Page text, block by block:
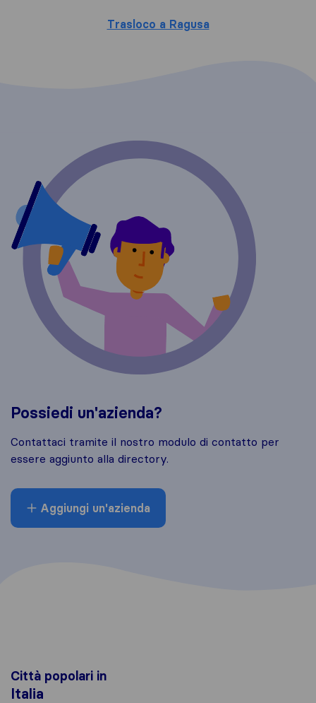
Trasloco a Ragusa
Possiedi un'azienda?
Contattaci tramite il nostro modulo di contatto per
essere aggiunto alla directory.
Aggiungi un'azienda
Città popolari in
Italia